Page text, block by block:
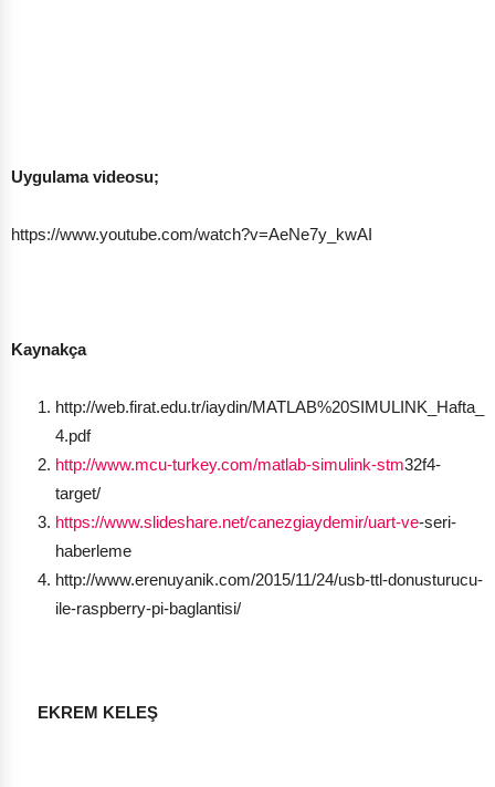
Uygulama videosu;
https://www.youtube.com/watch?v=AeNe7y_kwAI
Kaynakça
http://web.firat.edu.tr/iaydin/MATLAB%20SIMULINK_Hafta_
4.pdf
http://www.mcu-turkey.com/matlab-simulink-stm32f4-
target/
https://www.slideshare.net/canezgiaydemir/uart-ve-seri-
haberleme
http://www.erenuyanik.com/2015/11/24/usb-ttl-donusturucu-
ile-raspberry-pi-baglantisi/
EKREM KELEŞ